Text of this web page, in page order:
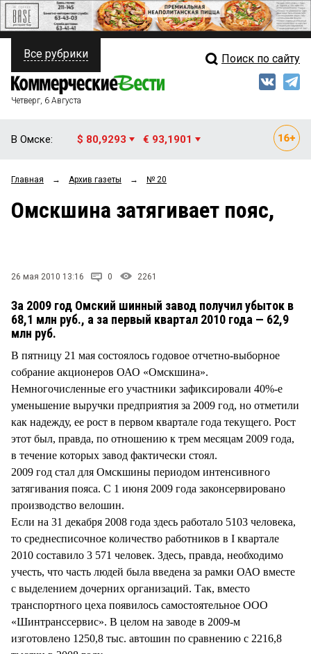
ПОЛИТИКА
ФИНАНСЫ
ОБЩЕСТВО
ЗАКОН
ПРОИСШЕСТВИЯ
СТИЛЬ ЖИЗНИ
Свежий выпуск
Рейтинги
Все рубрики Поиск по сайту
Четверг, 6 Августа
В Омске: $ 80,9293 € 93,1901
Главная → Архив газеты → № 20
Омскшина затягивает пояс,
26 мая 2010 13:16 0 2261
За 2009 год Омский шинный завод получил убыток в
68,1 млн руб., а за первый квартал 2010 года — 62,9
млн руб.
В пятницу 21 мая состоялось годовое отчетно-выборное
собрание акционеров ОАО «Омскшина».
Немногочисленные его участники зафиксировали 40%-е
уменьшение выручки предприятия за 2009 год, но отметили
как надежду, ее рост в первом квартале года текущего. Рост
этот был, правда, по отношению к трем месяцам 2009 года,
в течение которых завод фактически стоял.
2009 год стал для Омскшины периодом интенсивного
затягивания пояса. С 1 июня 2009 года законсервировано
производство велошин.
Если на 31 декабря 2008 года здесь работало 5103 человека,
то среднесписочное количество работников в I квартале
2010 составило 3 571 человек. Здесь, правда, необходимо
учесть, что часть людей была введена за рамки ОАО вместе
с выделением дочерних организаций. Так, вместо
транспортного цеха появилось самостоятельное ООО
«Шинтранссервис». В целом на заводе в 2009-м
изготовлено 1250,8 тыс. автошин по сравнению с 2216,8